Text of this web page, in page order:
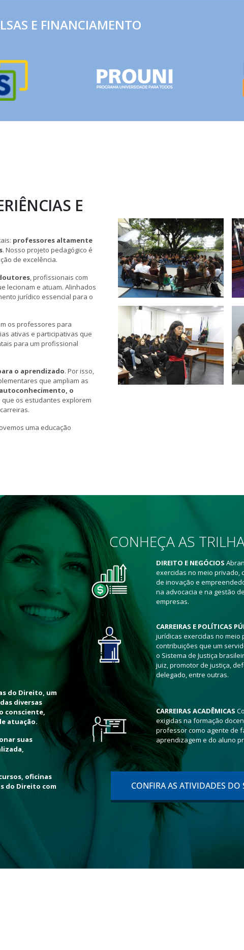
E FINANCIAMENTO
E
professores altamente
. Nosso projeto pedagógico é
de excelência.
, profissionais com
lecionam e atuam. Alinhados
jurídico essencial para o
os professores para
ativas e participativas que
para um profissional
o aprendizado. Por isso,
que ampliam as
o
que os estudantes explorem
uma educação
do Direito, um
diversas
consciente,
atuação.
suas
oficinas
do Direito com
CONHEÇA AS
DIREITO E NEGÓCIOS
exercidas no meio privado,
de inovação e
na advocacia e na gestão
empresas.
CARREIRAS E POLÍTICAS
jurídicas exercidas no meio
contribuições que um
o Sistema de Justiça
juiz, promotor de justiça,
delegado, entre outras.
CARREIRAS ACADÊMICAS
exigidas na formação
professor como agente de
aprendizagem e do aluno
CONFIRA AS ATIVIDADES DO